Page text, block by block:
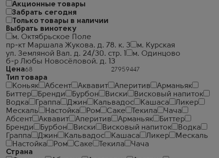
Акционные товары
Забрать сегодня
Только товары в наличии
Выбрать винотеку
м. Октябрьское Поле
пр-кт Маршала Жукова. д. 78. к. 3
м. Курская
ул. Земляной Вал. д. 24/30. стр. 1
м. Одинцово
б-р Любы Новосёловой. д. 13
Цена
Тип товара
Коньяк
Абсент Аквавит Аперитив
Арманьяк
Биттер
Бренди Бурбон Виски
Висковый напиток
Водка
Граппа Джин Кальвадос Кашаса
Ликер
Мескаль
Настойка Ром Саке Текила
Чача
Абсент
Аквавит Аперитив Арманьяк
Биттер
Бренди
Бурбон Виски Висковый напиток
Водка
Граппа
Джин Кальвадос Кашаса Ликер
Мескаль
Настойка
Ром Саке Текила
Чача
Страна